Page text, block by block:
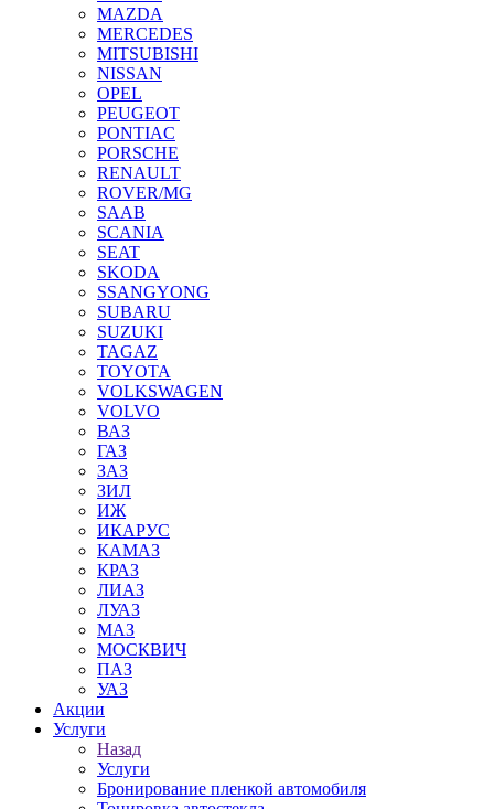
MAZDA
MERCEDES
MITSUBISHI
NISSAN
OPEL
PEUGEOT
PONTIAC
PORSCHE
RENAULT
ROVER/MG
SAAB
SCANIA
SEAT
SKODA
SSANGYONG
SUBARU
SUZUKI
TAGAZ
TOYOTA
VOLKSWAGEN
VOLVO
ВАЗ
ГАЗ
ЗАЗ
ЗИЛ
ИЖ
ИКАРУС
КАМАЗ
КРАЗ
ЛИАЗ
ЛУАЗ
МАЗ
МОСКВИЧ
ПАЗ
УАЗ
Акции
Услуги
Назад
Услуги
Бронирование пленкой автомобиля